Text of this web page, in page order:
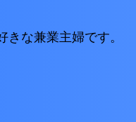
な兼業主婦です。